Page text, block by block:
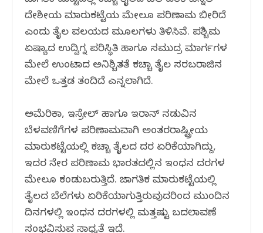
ದೇಶೀಯ ಮಾರುಕಟ್ಟೆಯ ಮೇಲೂ ಪರಿಣಾಮ ಬೀರಿದೆ
ಎಂದು ತೈಲ ವಲಯದ ಮೂಲಗಳು ತಿಳಿಸಿವೆ. ಪಶ್ಚಿಮ
ಏಷ್ಯಾದ ಉದ್ವಿಗ್ನ ಪರಿಸ್ಥಿತಿ ಹಾಗೂ ಸಮುದ್ರ ಮಾರ್ಗಗಳ
ಮೇಲೆ ಉಂಟಾದ ಅನಿಶ್ಚಿತತೆ ಕಚ್ಚಾ ತೈಲ ಸರಬರಾಜಿನ
ಮೇಲೆ ಒತ್ತಡ ತಂದಿದೆ ಎನ್ನಲಾಗಿದೆ.
ಅಮೆರಿಕಾ, ಇಸ್ರೇಲ್ ಹಾಗೂ ಇರಾನ್ ನಡುವಿನ
ಬೆಳವಣಿಗೆಗಳ ಪರಿಣಾಮವಾಗಿ ಅಂತರರಾಷ್ಟ್ರೀಯ
ಮಾರುಕಟ್ಟೆಯಲ್ಲಿ ಕಚ್ಚಾ ತೈಲದ ದರ ಏರಿಕೆಯಾಗಿದ್ದು,
ಇದರ ನೇರ ಪರಿಣಾಮ ಭಾರತದಲ್ಲಿನ ಇಂಧನ ದರಗಳ
ಮೇಲೂ ಕಂಡುಬರುತ್ತಿದೆ. ಜಾಗತಿಕ ಮಾರುಕಟ್ಟೆಯಲ್ಲಿ
ತೈಲದ ಬೆಲೆಗಳು ಏರಿಕೆಯಾಗುತ್ತಿರುವುದರಿಂದ ಮುಂದಿನ
ದಿನಗಳಲ್ಲಿ ಇಂಧನ ದರಗಳಲ್ಲಿ ಮತ್ತಷ್ಟು ಬದಲಾವಣೆ
ಸಂಭವಿಸುವ ಸಾಧ್ಯತೆ ಇದೆ.